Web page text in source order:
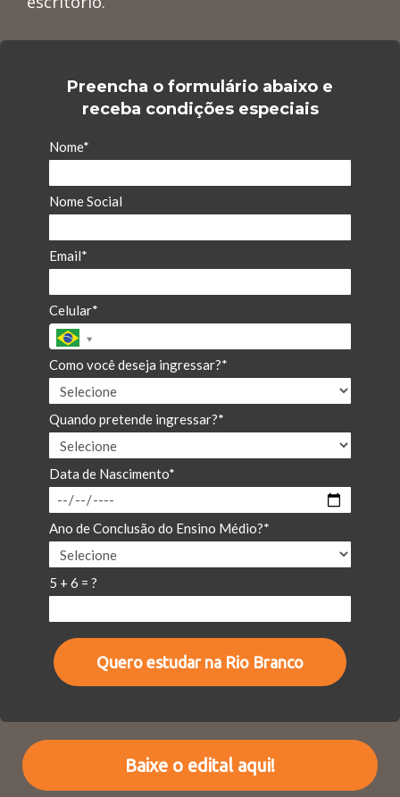
Preencha o formulário abaixo e
receba condições especiais
Nome*
Nome Social
Email*
Celular*
Como você deseja ingressar?*
Quando pretende ingressar?*
Data de Nascimento*
Ano de Conclusão do Ensino Médio?*
5 + 6 = ?
Quero estudar na Rio Branco
Baixe o edital aqui!